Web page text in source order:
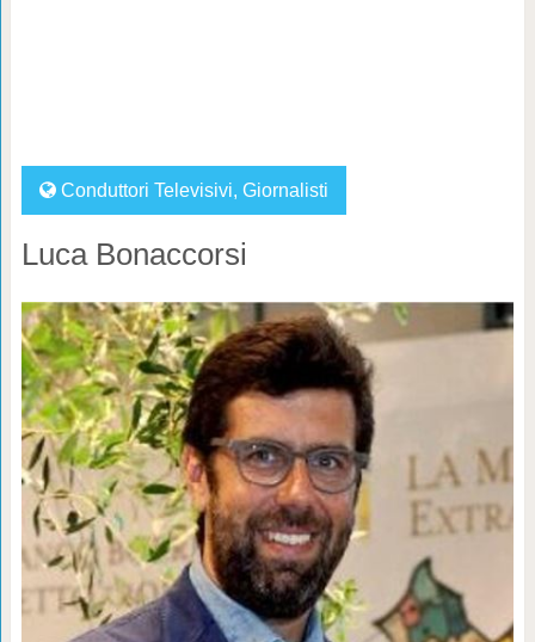
Conduttori Televisivi, Giornalisti
Luca Bonaccorsi